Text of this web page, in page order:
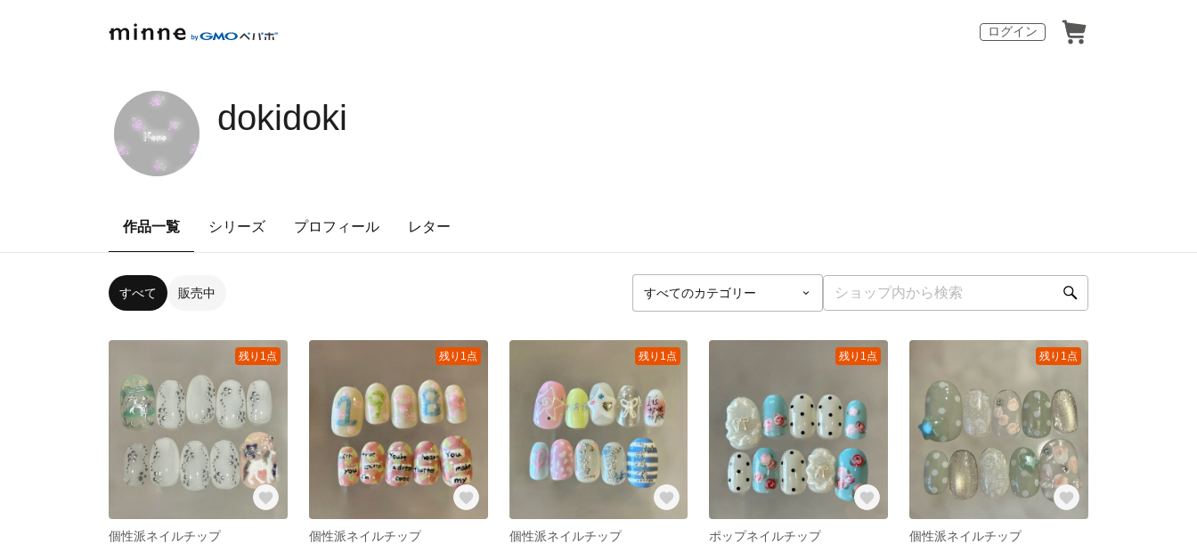
ログイン
dokidoki
作品一覧 シリーズ プロフィール レター
すべて 販売中
残り1点
個性派ネイルチップ
残り1点
個性派ネイルチップ
残り1点
個性派ネイルチップ
残り1点
ポップネイルチップ
残り1点
個性派ネイルチップ